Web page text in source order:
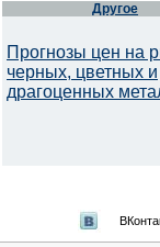
Другое
Прогнозы цен на
черных, цветных и
драгоценных